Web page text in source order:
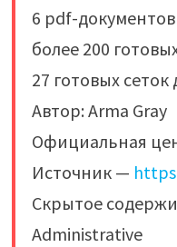
6 pdf-
более 200
27 готовых
Автор: Arma Gray
Официальная
Источник —
Скрытое
Administrative